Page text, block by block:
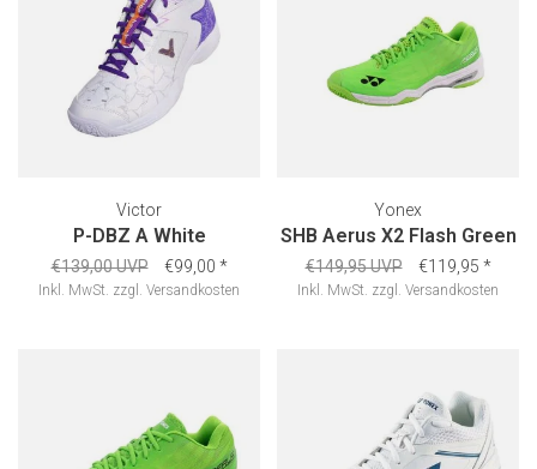
Victor
P-DBZ A White
€139,00 UVP €99,00 *
Inkl. MwSt. zzgl. Versandkosten
Yonex
SHB Aerus X2 Flash Green
€149,95 UVP €119,95 *
Inkl. MwSt. zzgl. Versandkosten